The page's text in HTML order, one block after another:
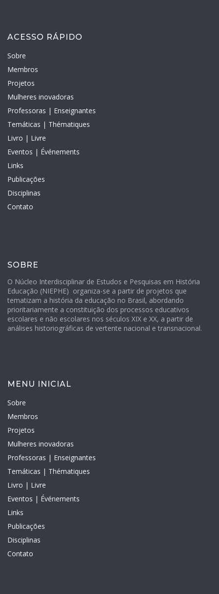
ACESSO RÁPIDO
Sobre
Membros
Projetos
Mulheres inovadoras
Professoras | Enseignantes
Temáticas | Thématiques
Livro | Livre
Eventos | Événements
Links
Publicações
Disciplinas
Contato
SOBRE
O Núcleo Interdisciplinar de Estudos e Pesquisas em História
Educação (NIEPHE) organiza-se a partir de projetos que
tematizam a história da educação no Brasil, abordando
prioritariamente a constituição dos processos educativos
escolares e não escolares nos séculos XIX e XX, a partir de
análises historiográficas de vertente nacional e transnacional.
MENU INICIAL
Sobre
Membros
Projetos
Mulheres inovadoras
Professoras | Enseignantes
Temáticas | Thématiques
Livro | Livre
Eventos | Événements
Links
Publicações
Disciplinas
Contato